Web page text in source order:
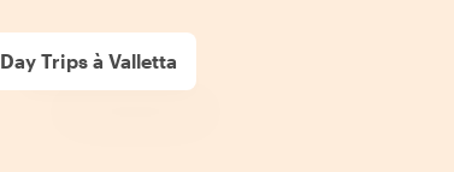
Day Trips à Valletta